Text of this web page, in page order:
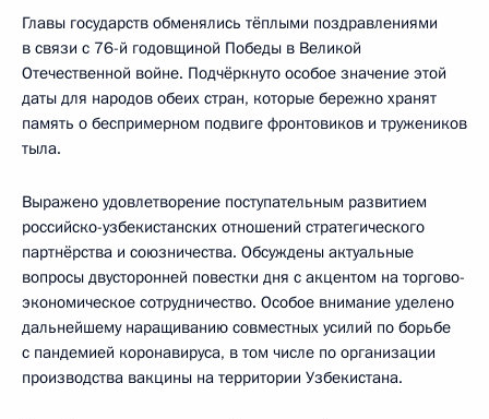
Главы государств обменялись тёплыми поздравлениями
в связи с 76-й годовщиной Победы в Великой
Отечественной войне. Подчёркнуто особое значение этой
даты для народов обеих стран, которые бережно хранят
память о беспримерном подвиге фронтовиков и тружеников
тыла.
Выражено удовлетворение поступательным развитием
российско-узбекистанских отношений стратегического
партнёрства и союзничества. Обсуждены актуальные
вопросы двусторонней повестки дня с акцентом на торгово-
экономическое сотрудничество. Особое внимание уделено
дальнейшему наращиванию совместных усилий по борьбе
с пандемией коронавируса, в том числе по организации
производства вакцины на территории Узбекистана.